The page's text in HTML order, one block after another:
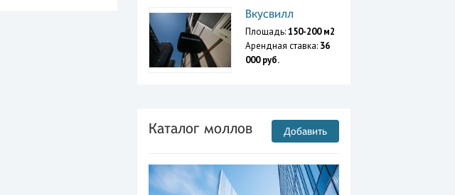
Вкусвилл
Площадь:150-200 м2
Арендная ставка: 36
000 руб.
Каталог моллов Добавить